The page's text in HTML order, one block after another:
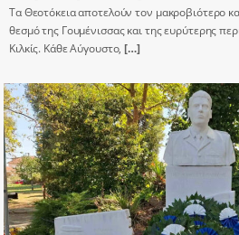
Τα Θεοτόκεια αποτελούν τον μακροβιότερο
θεσμό της Γουμένισσας και της ευρύτερης
Κιλκίς. Κάθε Αύγουστο, […]